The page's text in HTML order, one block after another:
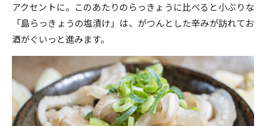
アクセントに。このあたりのらっきょうに比べると小ぶりな
「島らっきょうの塩漬け」は、がつんとした辛みが訪れてお
酒がぐいっと進みます。